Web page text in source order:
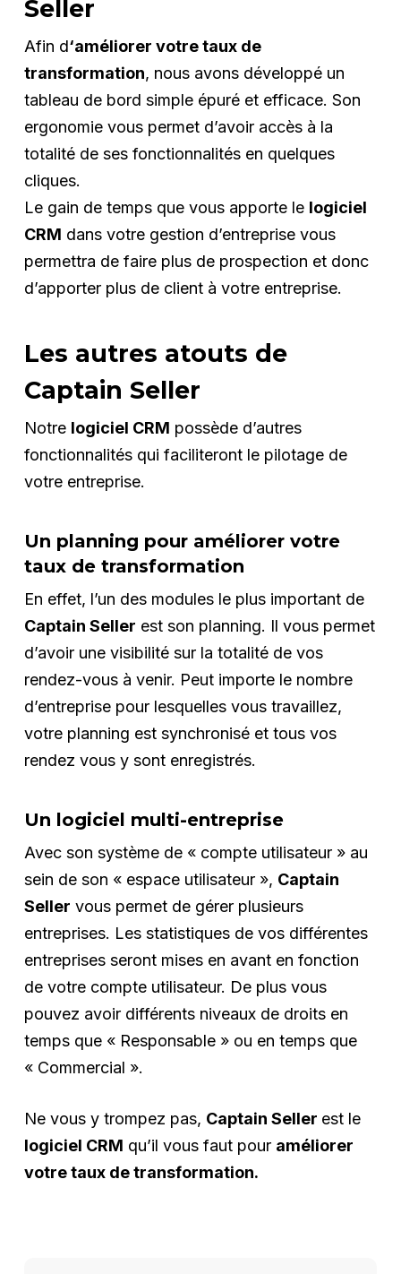
Seller
Afin d‘améliorer votre taux de
transformation, nous avons développé un
tableau de bord simple épuré et efficace. Son
ergonomie vous permet d’avoir accès à la
totalité de ses fonctionnalités en quelques
cliques.
Le gain de temps que vous apporte le logiciel
CRM dans votre gestion d’entreprise vous
permettra de faire plus de prospection et donc
d’apporter plus de client à votre entreprise.
Les autres atouts de
Captain Seller
Notre logiciel CRM possède d’autres
fonctionnalités qui faciliteront le pilotage de
votre entreprise.
Un planning pour améliorer votre
taux de transformation
En effet, l’un des modules le plus important de
Captain Seller est son planning. Il vous permet
d’avoir une visibilité sur la totalité de vos
rendez-vous à venir. Peut importe le nombre
d’entreprise pour lesquelles vous travaillez,
votre planning est synchronisé et tous vos
rendez vous y sont enregistrés.
Un logiciel multi-entreprise
Avec son système de « compte utilisateur » au
sein de son « espace utilisateur », Captain
Seller vous permet de gérer plusieurs
entreprises. Les statistiques de vos différentes
entreprises seront mises en avant en fonction
de votre compte utilisateur. De plus vous
pouvez avoir différents niveaux de droits en
temps que « Responsable » ou en temps que
« Commercial ».
Ne vous y trompez pas, Captain Seller est le
logiciel CRM qu’il vous faut pour améliorer
votre taux de transformation.